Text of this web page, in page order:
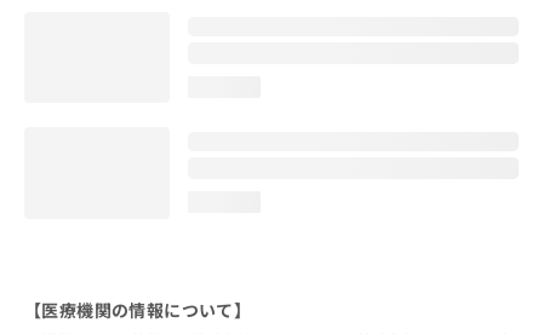
【医療機関の情報について】